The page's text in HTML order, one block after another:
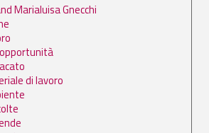
Marialuisa Gnecchi
di lavoro